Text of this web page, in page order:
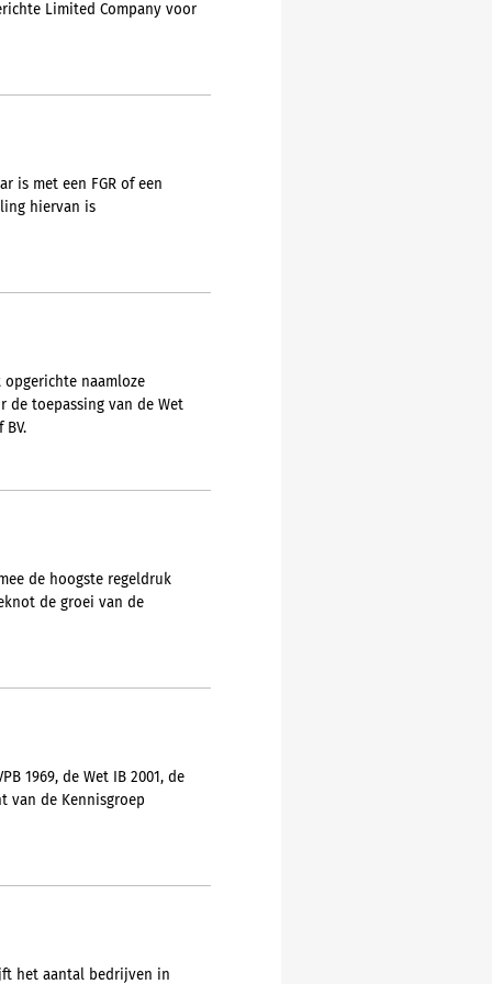
Limited Company voor
is met een FGR of een
hiervan is
naamloze
de toepassing van de Wet
BV.
de hoogste regeldruk
de groei van de
1969, de Wet IB 2001, de
van de Kennisgroep
het aantal bedrijven in